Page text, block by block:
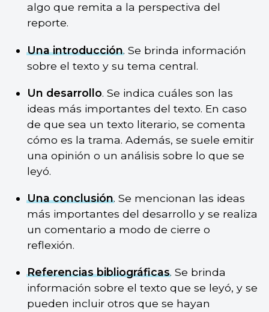
algo que remita a la perspectiva del
reporte.
Una introducción. Se brinda información
sobre el texto y su tema central.
Un desarrollo. Se indica cuáles son las
ideas más importantes del texto. En caso
de que sea un texto literario, se comenta
cómo es la trama. Además, se suele emitir
una opinión o un análisis sobre lo que se
leyó.
Una conclusión. Se mencionan las ideas
más importantes del desarrollo y se realiza
un comentario a modo de cierre o
reflexión.
Referencias bibliográficas. Se brinda
información sobre el texto que se leyó, y se
pueden incluir otros que se hayan